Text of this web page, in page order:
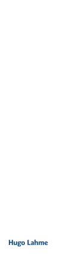
HUGO
LAHME